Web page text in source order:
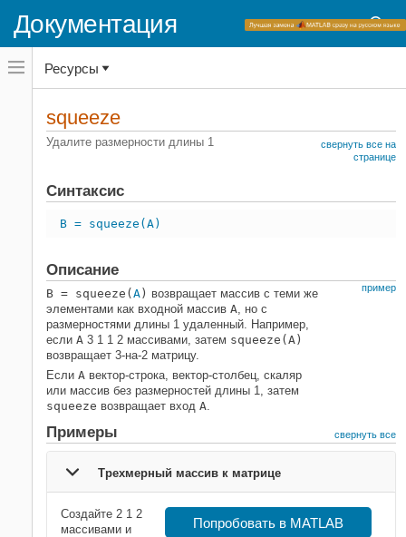
Документация
Переключатель
навигационного
меню
переключатель
навигационного
MATLAB
НА ЭТОЙ СТРАНИЦЕ
Описание
Примеры
Входные параметры
Расширенные возможности
Смотрите также
Ресурсы
squeeze
Удалите размерности длины 1
свернуть все на
странице
Синтаксис
B = squeeze(A)
Описание
пример
B = squeeze( A ) возвращает массив с теми же
элементами как входной массив A, но с
размерностями длины 1 удаленный. Например,
если A 3 1 1 2 массивами, затем squeeze(A)
возвращает 3-на-2 матрицу.
Если A вектор-строка, вектор-столбец, скаляр
или массив без размерностей длины 1, затем
squeeze возвращает вход A.
Примеры свернуть все
Трехмерный массив к матрице
Попробовать в MATLAB
Создайте 2 1 2
массивами и